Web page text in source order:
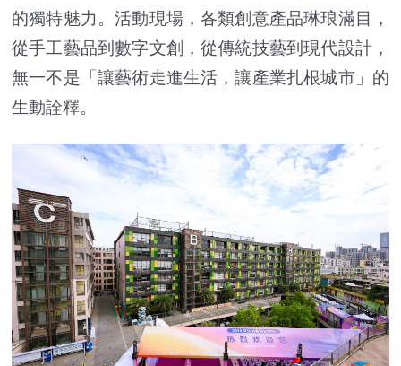
的獨特魅力。活動現場，各類創意產品琳琅滿目，
從手工藝品到數字文創，從傳統技藝到現代設計，
無一不是「讓藝術走進生活，讓產業扎根城市」的
生動詮釋。